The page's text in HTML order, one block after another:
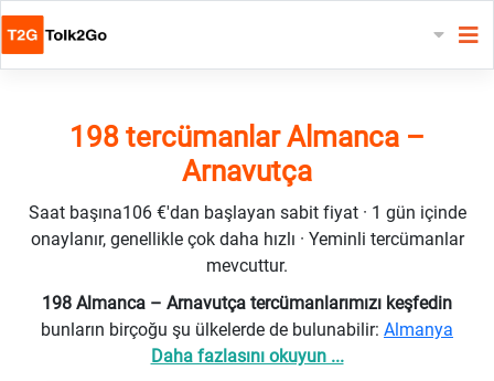
198 tercümanlar Almanca –
Arnavutça
Saat başına106 €'dan başlayan sabit fiyat · 1 gün içinde
onaylanır, genellikle çok daha hızlı · Yeminli tercümanlar
mevcuttur.
198 Almanca – Arnavutça tercümanlarımızı keşfedin
bunların birçoğu şu ülkelerde de bulunabilir: Almanya
Daha fazlasını okuyun ...